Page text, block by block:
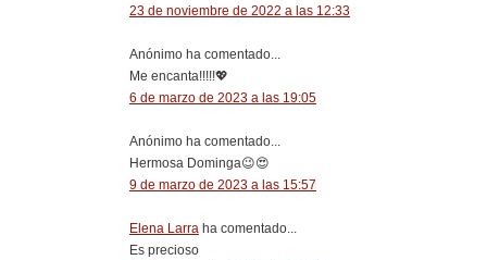
23 de noviembre de 2022 a las 12:33
Anónimo ha comentado...
Me encanta!!!!!💖
6 de marzo de 2023 a las 19:05
Anónimo ha comentado...
Hermosa Dominga😉😍
9 de marzo de 2023 a las 15:57
Elena Larra ha comentado...
Es precioso